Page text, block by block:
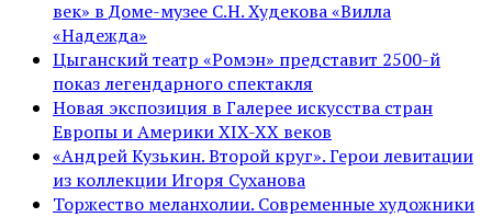
век» в Доме-музее С.Н. Худекова «Вилла
«Надежда»
Цыганский театр «Ромэн» представит 2500-й
показ легендарного спектакля
Новая экспозиция в Галерее искусства стран
Европы и Америки XIX-XX веков
«Андрей Кузькин. Второй круг». Герои левитации
из коллекции Игоря Суханова
Торжество меланхолии. Современные художники